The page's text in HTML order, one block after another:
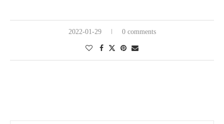
2022-01-29 0 comments